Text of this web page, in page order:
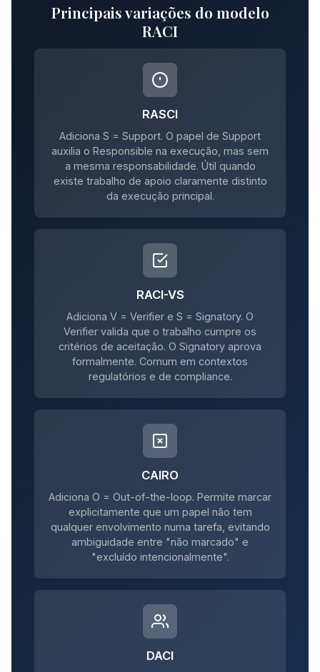
Principais variações do modelo
RACI
RASCI
Adiciona S = Support. O papel de Support
auxilia o Responsible na execução, mas sem
a mesma responsabilidade. Útil quando
existe trabalho de apoio claramente distinto
da execução principal.
RACI-VS
Adiciona V = Verifier e S = Signatory. O
Verifier valida que o trabalho cumpre os
critérios de aceitação. O Signatory aprova
formalmente. Comum em contextos
regulatórios e de compliance.
CAIRO
Adiciona O = Out-of-the-loop. Permite marcar
explicitamente que um papel não tem
qualquer envolvimento numa tarefa, evitando
ambiguidade entre "não marcado" e
"excluído intencionalmente".
DACI